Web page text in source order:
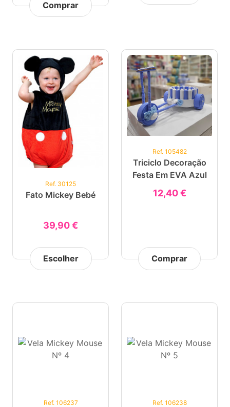
Comprar
Ref. 30125
Fato Mickey Bebé
39,90 €
Escolher
Ref. 105482
Triciclo Decoração
Festa Em EVA Azul
12,40 €
Comprar
Ref. 106237 Ref. 106238